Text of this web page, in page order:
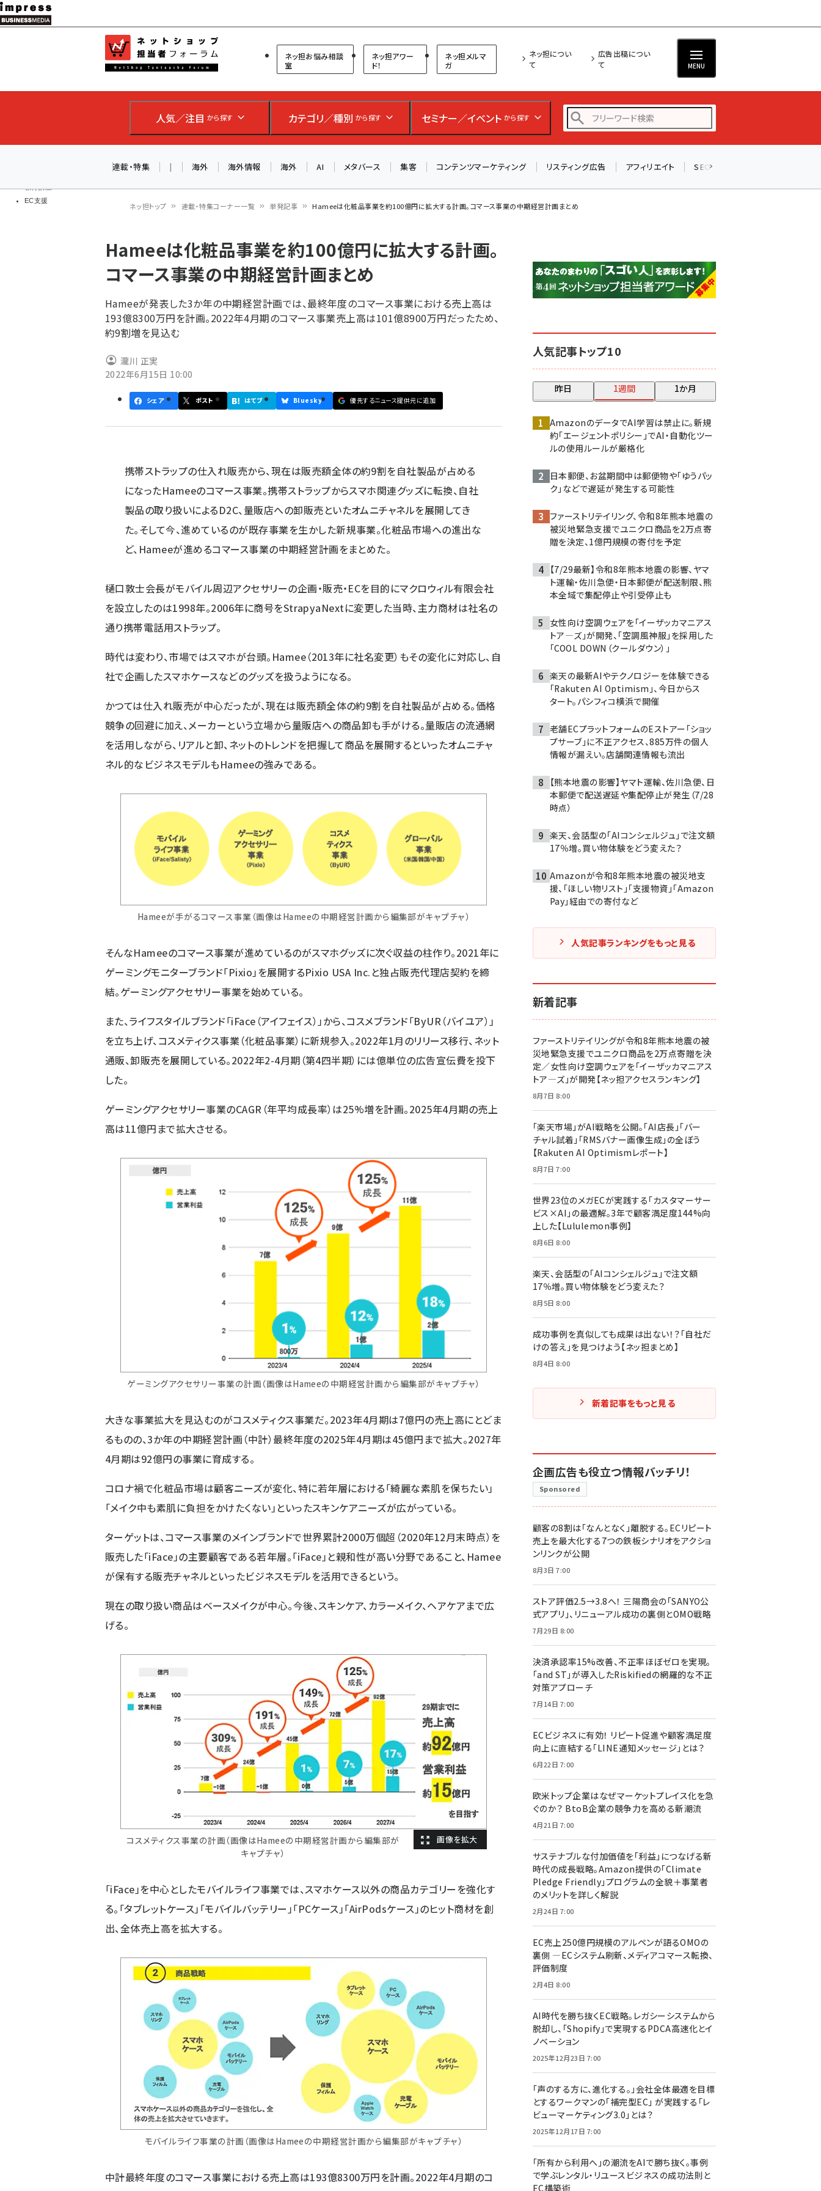
メ
イ
ン
ツ
移
教育講座
EC支援
ネットショップ担当者フォーラム
ネッ担お悩み相談
室
ネッ担アワー
ド！
ネッ担メルマ
ガ
ネッ担につい
て
広告出稿につい
て
MENU
人気／注目 から探す カテゴリ／種別 から探す セミナー／イベント から探す
アスクル (1122)
base (1083)
連載・特集 | 海外 海外情報 海外 AI メタバース 集客 コンテンツマーケティング リスティング広告 アフィリエイト SEO
ン
く
ず
ネッ担トップ 連載・特集コーナー一覧 単発記事 Hameeは化粧品事業を約100億円に拡大する計画。コマース事業の中期経営計画まとめ
Hameeは化粧品事業を約100億円に拡大する計画。
コマース事業の中期経営計画まとめ
Hameeが発表した3か年の中期経営計画では、最終年度のコマース事業における売上高は
193億8300万円を計画。2022年4月期のコマース事業売上高は101億8900万円だったため、
約9割増を見込む
瀧川 正実
2022年6月15日 10:00
シェア ポスト はてブ Bluesky 優先するニュース提供元に追加
携帯ストラップの仕入れ販売から、現在は販売額全体の約9割を自社製品が占める
になったHameeのコマース事業。携帯ストラップからスマホ関連グッズに転換、自社
製品の取り扱いによるD2C、量販店への卸販売といたオムニチャネルを展開してき
た。そして今、進めているのが既存事業を生かした新規事業。化粧品市場への進出な
ど、Hameeが進めるコマース事業の中期経営計画をまとめた。
樋口敦士会長がモバイル周辺アクセサリーの企画・販売・ECを目的にマクロウィル有限会社
を設立したのは1998年。2006年に商号をStrapyaNextに変更した当時、主力商材は社名の
通り携帯電話用ストラップ。
時代は変わり、市場ではスマホが台頭。Hamee（2013年に社名変更）もその変化に対応し、自
社で企画したスマホケースなどのグッズを扱うようになる。
かつては仕入れ販売が中心だったが、現在は販売額全体の約9割を自社製品が占める。価格
競争の回避に加え、メーカーという立場から量販店への商品卸も手がける。量販店の流通網
を活用しながら、リアルと卸、ネットのトレンドを把握して商品を展開するといったオムニチャ
ネル的なビジネスモデルもHameeの強みである。
Hameeが手がるコマース事業（画像はHameeの中期経営計画から編集部がキャプチャ）
そんなHameeのコマース事業が進めているのがスマホグッズに次ぐ収益の柱作り。2021年に
ゲーミングモニターブランド「Pixio」を展開するPixio USA Inc.と独占販売代理店契約を締
結。ゲーミングアクセサリー事業を始めている。
また、ライフスタイルブランド「iFace（アイフェイス）」から、コスメブランド「ByUR（バイユア）」
を立ち上げ、コスメティクス事業（化粧品事業）に新規参入。2022年1月のリリース移行、ネット
通販、卸販売を展開している。2022年2-4月期（第4四半期）には億単位の広告宣伝費を投下
した。
ゲーミングアクセサリー事業のCAGR（年平均成長率）は25%増を計画。2025年4月期の売上
高は11億円まで拡大させる。
ゲーミングアクセサリー事業の計画（画像はHameeの中期経営計画から編集部がキャプチャ）
大きな事業拡大を見込むのがコスメティクス事業だ。2023年4月期は7億円の売上高にとどま
るものの、3か年の中期経営計画（中計）最終年度の2025年4月期は45億円まで拡大。2027年
4月期は92億円の事業に育成する。
コロナ禍で化粧品市場は顧客ニーズが変化、特に若年層における「綺麗な素肌を保ちたい」
「メイク中も素肌に負担をかけたくない」といったスキンケアニーズが広がっている。
ターゲットは、コマース事業のメインブランドで世界累計2000万個超（2020年12月末時点）を
販売した「iFace」の主要顧客である若年層。「iFace」と親和性が高い分野であること、Hamee
が保有する販売チャネルといったビジネスモデルを活用できるという。
現在の取り扱い商品はベースメイクが中心。今後、スキンケア、カラーメイク、ヘアケアまで広
げる。
コスメティクス事業の計画（画像はHameeの中期経営計画から編集部が
キャプチャ）
「iFace」を中心としたモバイルライフ事業では、スマホケース以外の商品カテゴリーを強化す
る。「タブレットケース」「モバイルバッテリー」「PCケース」「AirPodsケース」のヒット商材を創
出、全体売上高を拡大する。
モバイルライフ事業の計画（画像はHameeの中期経営計画から編集部がキャプチャ）
中計最終年度のコマース事業における売上高は193億8300万円を計画。2022年4月期のコ
人気記事トップ10
昨日 1週間 1か月
AmazonのデータでAI学習は禁止に。新規
約「エージェントポリシー」でAI・自動化ツー
ルの使用ルールが厳格化
日本郵便、お盆期間中は郵便物や「ゆうパッ
ク」などで遅延が発生する可能性
ファーストリテイリング、令和8年熊本地震の
被災地緊急支援でユニクロ商品を2万点寄
贈を決定、1億円規模の寄付を予定
【7/29最新】令和8年熊本地震の影響、ヤマ
ト運輸・佐川急便・日本郵便が配送制限、熊
本全域で集配停止や引受停止も
女性向け空調ウェアを「イーザッカマニアス
トア―ズ」が開発、「空調風神服」を採用した
「COOL DOWN（クールダウン）」
楽天の最新AIやテクノロジーを体験できる
「Rakuten AI Optimism」、今日からス
タート。パシフィコ横浜で開催
老舗ECプラットフォームのEストアー「ショッ
プサーブ」に不正アクセス、885万件の個人
情報が漏えい。店舗関連情報も流出
【熊本地震の影響】ヤマト運輸、佐川急便、日
本郵便で配送遅延や集配停止が発生（7/28
時点）
楽天、会話型の「AIコンシェルジュ」で注文額
17％増。買い物体験をどう変えた？
Amazonが令和8年熊本地震の被災地支
援、「ほしい物リスト」「支援物資」「Amazon
Pay」経由での寄付など
人気記事ランキングをもっと見る
新着記事
ファーストリテイリングが令和8年熊本地震の被
災地緊急支援でユニクロ商品を2万点寄贈を決
定／女性向け空調ウェアを「イーザッカマニアス
トア―ズ」が開発【ネッ担アクセスランキング】
8月7日 8:00
「楽天市場」がAI戦略を公開。「AI店長」「バー
チャル試着」「RMSバナー画像生成」の全ぼう
【Rakuten AI Optimismレポート】
8月7日 7:00
世界23位のメガECが実践する「カスタマーサー
ビス×AI」の最適解。3年で顧客満足度144%向
上した【Lululemon事例】
8月6日 8:00
楽天、会話型の「AIコンシェルジュ」で注文額
17％増。買い物体験をどう変えた？
8月5日 8:00
成功事例を真似しても成果は出ない！？「自社だ
けの答え」を見つけよう【ネッ担まとめ】
8月4日 8:00
新着記事をもっと見る
企画広告も役立つ情報バッチリ！
Sponsored
顧客の8割は「なんとなく」離脱する。ECリピート
売上を最大化する7つの鉄板シナリオをアクショ
ンリンクが公開
8月3日 7:00
ストア評価2.5→3.8へ！ 三陽商会の「SANYO公
式アプリ」、リニューアル成功の裏側とOMO戦略
7月29日 8:00
決済承認率15%改善、不正率ほぼゼロを実現。
「and ST」が導入したRiskifiedの網羅的な不正
対策アプローチ
7月14日 7:00
ECビジネスに有効！ リピート促進や顧客満足度
向上に直結する「LINE通知メッセージ」とは？
6月22日 7:00
欧米トップ企業はなぜマーケットプレイス化を急
ぐのか？ BtoB企業の競争力を高める新潮流
4月21日 7:00
サステナブルな付加価値を「利益」につなげる新
時代の成長戦略。Amazon提供の「Climate
Pledge Friendly」プログラムの全貌＋事業者
のメリットを詳しく解説
2月24日 7:00
EC売上250億円規模のアルペンが語るOMOの
裏側 ―ECシステム刷新、メディアコマース転換、
評価制度
2月4日 8:00
AI時代を勝ち抜くEC戦略。レガシーシステムから
脱却し、「Shopify」で実現するPDCA高速化とイ
ノベーション
2025年12月23日 7:00
「声のする方に、進化する。」会社全体最適を目標
とするワークマンの「補完型EC」 が実践する「レ
ビューマーケティング3.0」とは？
2025年12月17日 7:00
「所有から利用へ」の潮流をAIで勝ち抜く。事例
で学ぶレンタル・リユースビジネスの成功法則と
EC構築術
AIが買い物を代行する時代に打つべき「次の一手」とは？
アルペン、オイシックス、元UA責任者が登壇のリアルECセ
ミナー（8/26＠東京）【交流会も実施】